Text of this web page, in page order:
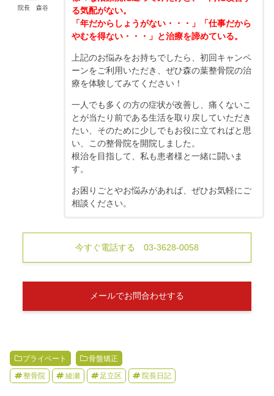
院長 森谷
る気配がない。
「年だからしょうがない・・・」「仕事だから
やむを得ない・・・」と治療を諦めている。
上記のお悩みをお持ちでしたら、初回キャンペ
ーンをご利用いただき、ぜひ森の葉整骨院の治
療を体験してみてください！
一人でも多くの方の症状が改善し、痛くないこ
とが当たり前である生活を取り戻していただき
たい、そのために少しでもお役に立てればと思
い、この整骨院を開院しました。
根治を目指して、私も患者様と一緒に闘いま
す。
お困りごとやお悩みがあれば、ぜひお気軽にご
相談ください。
今すぐ電話する 03-3628-0058
メールでお問合わせする
プライベート 骨盤矯正
整骨院 綾瀬 足立区 院長日記